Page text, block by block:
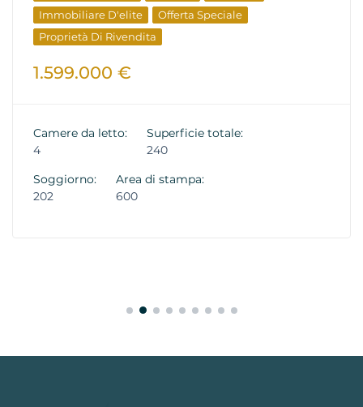
Immobiliare D'elite
Offerta Speciale
Proprietà Di Rivendita
1.599.000 €
Camere da letto:
4
Superficie totale:
240
Soggiorno:
202
Area di stampa:
600